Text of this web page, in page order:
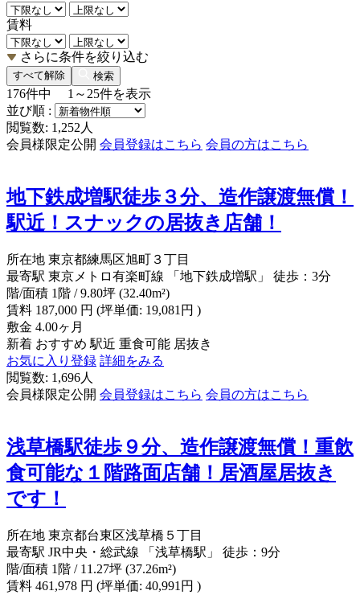
賃料
さらに条件を絞り込む
すべて解除 検索
176件中 1～25件を表示
並び順 :
閲覧数: 1,252人
会員様限定公開 会員登録はこちら 会員の方はこちら
地下鉄成増駅徒歩３分、造作譲渡無償！
駅近！スナックの居抜き店舗！
所在地 東京都練馬区旭町３丁目
最寄駅 東京メトロ有楽町線 「地下鉄成増駅」 徒歩：3分
階/面積 1階 / 9.80坪 (32.40m²)
賃料 187,000 円 (坪単価: 19,081円 )
敷金 4.00ヶ月
新着 おすすめ 駅近 重食可能 居抜き
お気に入り登録 詳細をみる
閲覧数: 1,696人
会員様限定公開 会員登録はこちら 会員の方はこちら
浅草橋駅徒歩９分、造作譲渡無償！重飲
食可能な１階路面店舗！居酒屋居抜き
です！
所在地 東京都台東区浅草橋５丁目
最寄駅 JR中央・総武線 「浅草橋駅」 徒歩：9分
階/面積 1階 / 11.27坪 (37.26m²)
賃料 461,978 円 (坪単価: 40,991円 )